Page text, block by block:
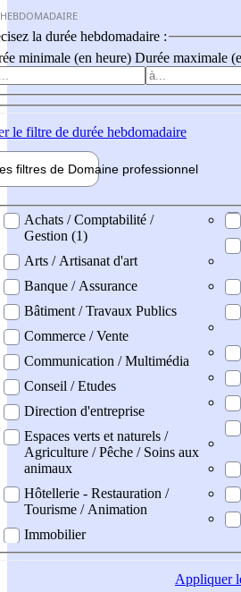
la durée hebdomadaire :
minimale (en heure) Durée maximale
le filtre de durée hebdomadaire
filtres de Domaine professionnel
professionel
Achats / Comptabilité /
Gestion (1)
Arts / Artisanat d'art
Banque / Assurance
Bâtiment / Travaux Publics
Commerce / Vente
Communication / Multimédia
Conseil / Etudes
Direction d'entreprise
Espaces verts et naturels /
Agriculture / Pêche / Soins aux
animaux
Hôtellerie - Restauration /
Tourisme / Animation
Immobilier
Appliquer